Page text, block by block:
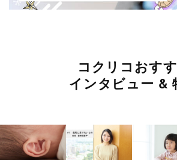
コクリコおす
インタビュー &